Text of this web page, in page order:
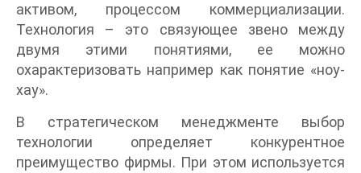
активом, процессом коммерциализации.
Технология – это связующее звено между
двумя этими понятиями, ее можно
охарактеризовать например как понятие «ноу-
хау».
В стратегическом менеджменте выбор
технологии определяет конкурентное
преимущество фирмы. При этом используется